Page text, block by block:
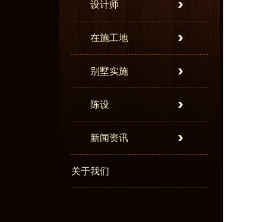
设计师
在施工地
别墅实施
陈设
新闻资讯
关于我们